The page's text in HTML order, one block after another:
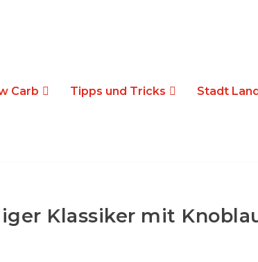
Carb Tipps und Tricks Stadt
Klassiker mit